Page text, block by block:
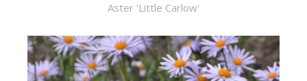
Aster 'Little Carlow'